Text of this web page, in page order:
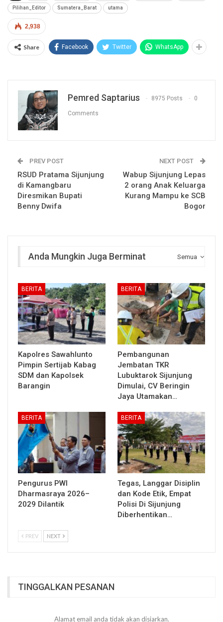
Pilihan_Editor Sumatera_Barat utama
2,938
Share Facebook Twitter WhatsApp
Pemred Saptarius 8975 Posts 0
Comments
PREV POST
RSUD Pratama Sijunjung
di Kamangbaru
Diresmikan Bupati
Benny Dwifa
NEXT POST
Wabup Sijunjung Lepas
2 orang Anak Keluarga
Kurang Mampu ke SCB
Bogor
Semua
Anda Mungkin Juga Berminat
BERITA
Kapolres Sawahlunto
Pimpin Sertijab Kabag
SDM dan Kapolsek
Barangin
BERITA
Pembangunan
Jembatan TKR
Lubuktarok Sijunjung
Dimulai, CV Beringin
Jaya Utamakan…
BERITA
Pengurus PWI
Dharmasraya 2026–
2029 Dilantik
BERITA
Tegas, Langgar Disiplin
dan Kode Etik, Empat
Polisi Di Sijunjung
Diberhentikan…
PREV NEXT
TINGGALKAN PESANAN
Alamat email anda tidak akan disiarkan.